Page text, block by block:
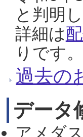
と判明
詳細は
りです
過去の
データ
アメダ